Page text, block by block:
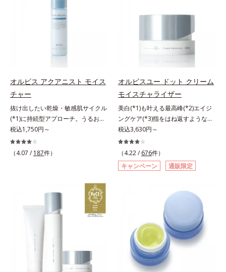
分とコラーゲンが肌をいたわりなが
らうるおいを与え、バリア機能を維
ます。さらにビタミンC誘導体をは
じめとした5種の整肌成分(*2)から
成る「ナノVCショットカプセル」
を配合。カプセルが浸透してから成
分を放出する特殊技術によって、高
い浸透力(*3)と安定性を実現。毛穴
の目立ちをしっかりケア(*4)して、
ゆらぎやすいニキビ肌を、みずみず
しい清潔な垢抜け肌(*1)へと導きま
す。たっぷりの保湿成分で低刺激。
敏感肌の方にもお使いいただけます
肌）M＝しっとりタイプ（ニキビの
できやすい肌・普通肌～乾性肌）*1
洗浄による汚れの除去*2 テトラ2-
ヘキシルデカン酸アスコルビル、天
ン酸、ユズセラミド、スフィンゴ糖
脂質*3 角層内*4 うるおいによりキ
メを整えて毛穴を目立たなくする*5
すべての方に皮膚刺激がおきないと
届けます。真皮のコラーゲン産生を
悩みのシワを改善しながら、過剰な
メラニン生成を防ぎ未来のシミ・ソ
バカスを予防します。さらに独自研
究に基づいた浸透型ハリ保湿成分
(*6)で大人肌にハリ感をプラス。す
るっと伸び広がるテクスチャー
で、"顔全体にご使用いただける設
計"。見えているシワはもちろん、
自分では気づきにくい死角のシワの
改善にも効果を発揮します。*1 メ
ラニンの生成を抑え、シミ・ソバカ
スを防ぐ*2 ナイアシンアミド（有
効成分）、水添大豆リン脂質、フィ
トステロール、水（基剤）、
素地、ホホバアルコール、トリステ
アリン酸デカグリセリル（基剤）*5
角層の範囲内における自社従来品処
方との比較*6 ドクダミエキス、シ
クロヘキサンジカルボン酸ビスエト
キシジグリコール（保湿）＜使用量
目安＞パール1粒程度＜ご使用ステ
ップ＞洗顔料 ⇒ 化粧水 ⇒ ザ リン
オルビス アクアニスト モイス
チャー
抜け出したい乾燥・敏感肌サイクル
(*1)に持続型アプローチ。うるおい
を追求した敏感肌用保湿スキンケア
(*2)。うるおいを逃し、刺激を受け
やすい角層の“乾燥敏感スランプ
望の敏感肌用保湿スキンケアライン
「オルビス アクアニスト」。乾燥
敏感スランプの原因にアプローチす
る持続型トリプルアミノ酸(*4)を配
異物として排出されにくく、肌にと
どまってうるおいを蓄えてくれま
す。刺激を受けやすくなった角層を
うるおいで満たし、脱・敏感肌を目
税込1,750円～
（4.07 / 187件）
オルビスユー ドット クリーム
モイスチャライザー
美白(*1)も叶える最高峰(*2)エイジ
ングケア(*3)指をはね返すような弾
力感が宿るハリ感 濃密フィットク
リーム。ハリも透明感(*4)も結果主
義。年齢サイン(*5)の因子に着目し
た肌科学エイジングケア(*3)シリー
ズ。オルビスユー ドットシリーズ
処するのではなく、肌で起きている
ことの根本原因に着目。加齢ととも
に現れる年齢サインについて研究を
進めたところ、弾力感のない状態で
ある「ハリのなさ」や、くすみ(*6)
などが現れている状態である「透明
感のなさ」が、大人の肌印象に大き
な影響を与えていることがわかりま
税込3,630円～
（4.22 / 676件）
キャンペーン
通販限定